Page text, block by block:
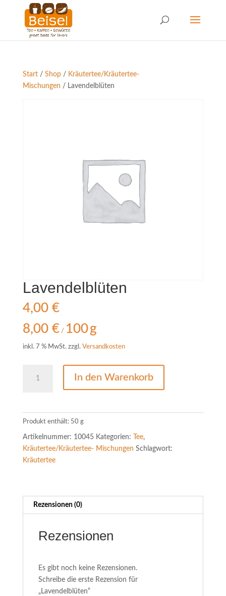
Start/ Shop/ Kräutertee/Kräutertee-
Mischungen / Lavendelblüten
Lavendelblüten
4,00 €
8,00 €/ 100g
inkl. 7 % MwSt. zzgl. Versandkosten
Menge
In den Warenkorb
Produkt enthält: 50 g
Artikelnummer: 10045 Kategorien: Tee,
Kräutertee/Kräutertee- Mischungen Schlagwort:
Kräutertee
Rezensionen (0)
Rezensionen
Es gibt noch keine Rezensionen.
Schreibe die erste Rezension für
„Lavendelblüten“